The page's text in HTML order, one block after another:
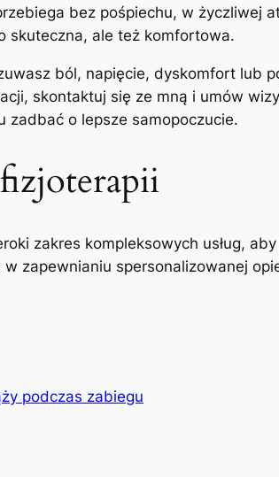
bez pośpiechu, w życzliwej
skuteczna, ale też komfortowa.
ból, napięcie, dyskomfort lub
skontaktuj się ze mną i umów
zadbać o lepsze samopoczucie.
zakres kompleksowych usług,
zapewnianiu spersonalizowanej